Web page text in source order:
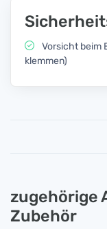
Vorsicht beim
klemmen)
zugehörige
Zubehör